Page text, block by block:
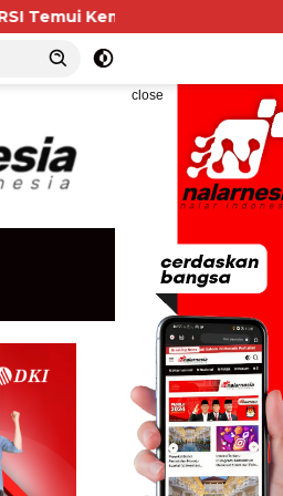
PKP, Pengurus
close